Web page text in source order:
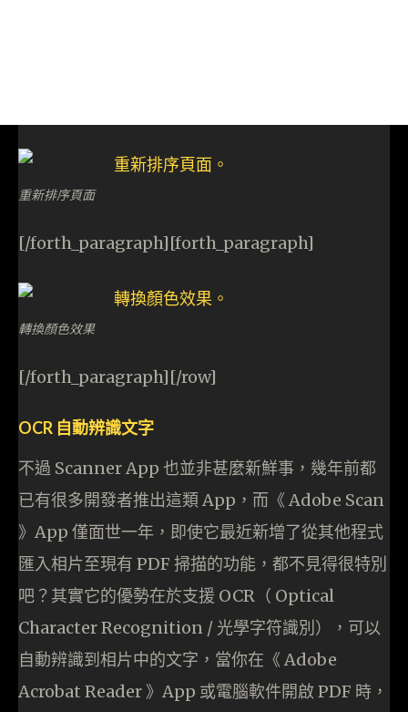
重新排序頁面
[/forth_paragraph][forth_paragraph]
轉換顏色效果
[/forth_paragraph][/row]
OCR 自動辨識文字
不過 Scanner App 也並非甚麼新鮮事，幾年前都
已有很多開發者推出這類 App，而《 Adobe Scan
》App 僅面世一年，即使它最近新增了從其他程式
匯入相片至現有 PDF 掃描的功能，都不見得很特別
吧？其實它的優勢在於支援 OCR（ Optical
Character Recognition / 光學字符識別），可以
自動辨識到相片中的文字，當你在《 Adobe
Acrobat Reader 》App 或電腦軟件開啟 PDF 時，